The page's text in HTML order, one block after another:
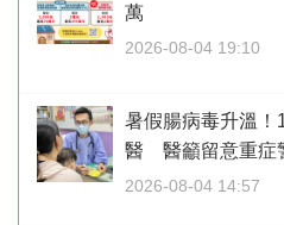
萬
2026-08-04 19:10
暑假腸病毒升溫！
醫 醫籲留意重症
2026-08-04 14:57